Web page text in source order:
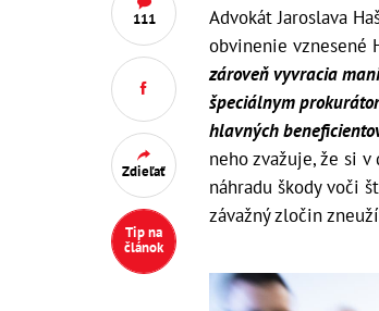
111
Zdieľať
Tip na
článok
Advokát Jaroslava
obvinenie vznesené
zároveň vyvracia
špeciálnym
hlavných
neho zvažuje, že si
náhradu škody voči
závažný zločin